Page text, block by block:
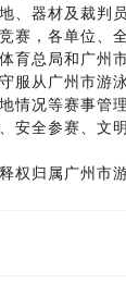
、器材及裁判
赛，各单位、
育总局和广州
服从广州市游
情况等赛事管
安全参赛、文
权归属广州市游